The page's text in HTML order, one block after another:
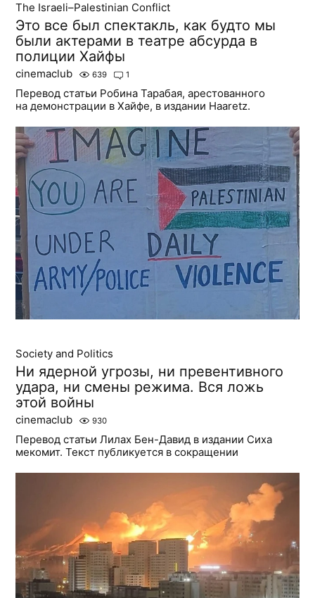
The Israeli–Palestinian Conflict
Это все был спектакль, как будто мы
были актерами в театре абсурда в
полиции Хайфы
cinemaclub 639 1
Перевод статьи Робина Тарабая, арестованного
на демонстрации в Хайфе, в издании Haaretz.
Society and Politics
Ни ядерной угрозы, ни превентивного
удара, ни смены режима. Вся ложь
этой войны
cinemaclub 930
Перевод статьи Лилах Бен-Давид в издании Сиха
мекомит. Текст публикуется в сокращении